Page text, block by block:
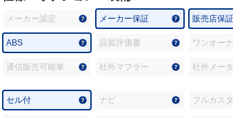
メーカー認定 メーカー保証 販売店保証
ABS 品質評価書 ワンオー
通信販売可能車 社外マフラー 社外メー
セル付 ナビ フルカス